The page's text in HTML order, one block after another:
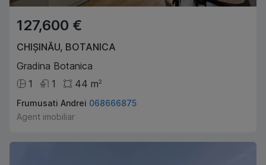
127,600 €
CHIȘINĂU, BOTANICA
Gradina Botanica
1
1 44 m2
Frumusati Andrei 068666875
Agent imobiliar